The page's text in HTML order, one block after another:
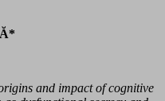
and impact of cognitive